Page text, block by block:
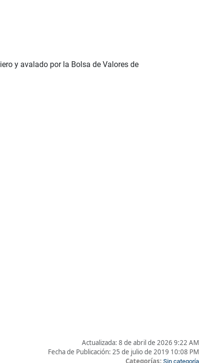
y avalado por la Bolsa de Valores de
Actualizada: 8 de abril de 2026 9:22 AM
Fecha de Publicación: 25 de julio de 2019 10:08 PM
Categorías: Sin categoría